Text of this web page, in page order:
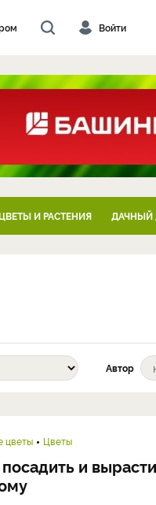
Войти
И РАСТЕНИЯ ДАЧНЫЙ
Автор
цветы Цветы
и